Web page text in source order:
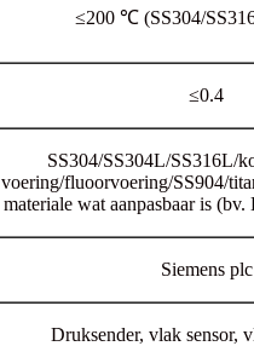
≤200 ℃ (SS304/
≤0.4
SS304/SS304L/SS316L/
voering/fluoorvoering/SS904/
materiale wat aanpasbaar is (bv.
Siemens plc
Druksender, vlak sensor,